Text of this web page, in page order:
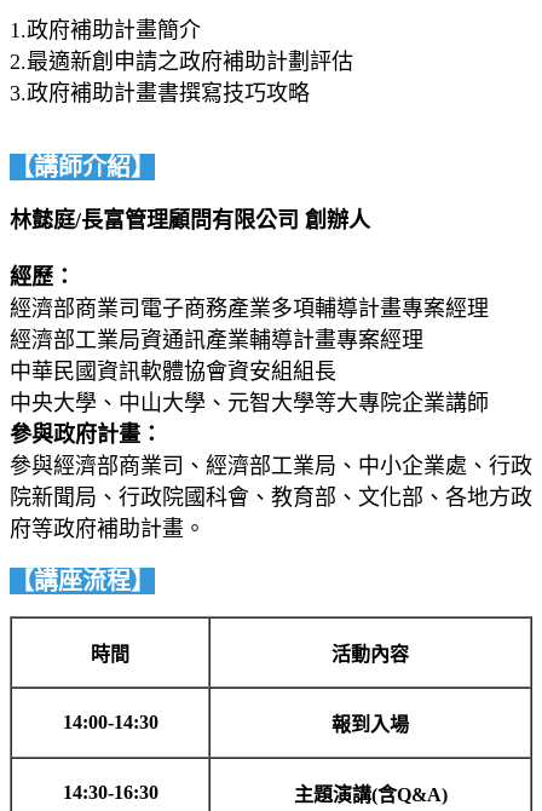
1.政府補助計畫簡介
2.最適新創申請之政府補助計劃評估
3.政府補助計畫書撰寫技巧攻略
【講師介紹】
林懿庭/長富管理顧問有限公司 創辦人
經歷：
經濟部商業司電子商務產業多項輔導計畫專案經理
經濟部工業局資通訊產業輔導計畫專案經理
中華民國資訊軟體協會資安組組長
中央大學、中山大學、元智大學等大專院企業講師
參與政府計畫：
參與經濟部商業司、經濟部工業局、中小企業處、行政
院新聞局、行政院國科會、教育部、文化部、各地方政
府等政府補助計畫。
【講座流程】
時間 活動內容
14:00-14:30 報到入場
14:30-16:30 主題演講(含Q&A)